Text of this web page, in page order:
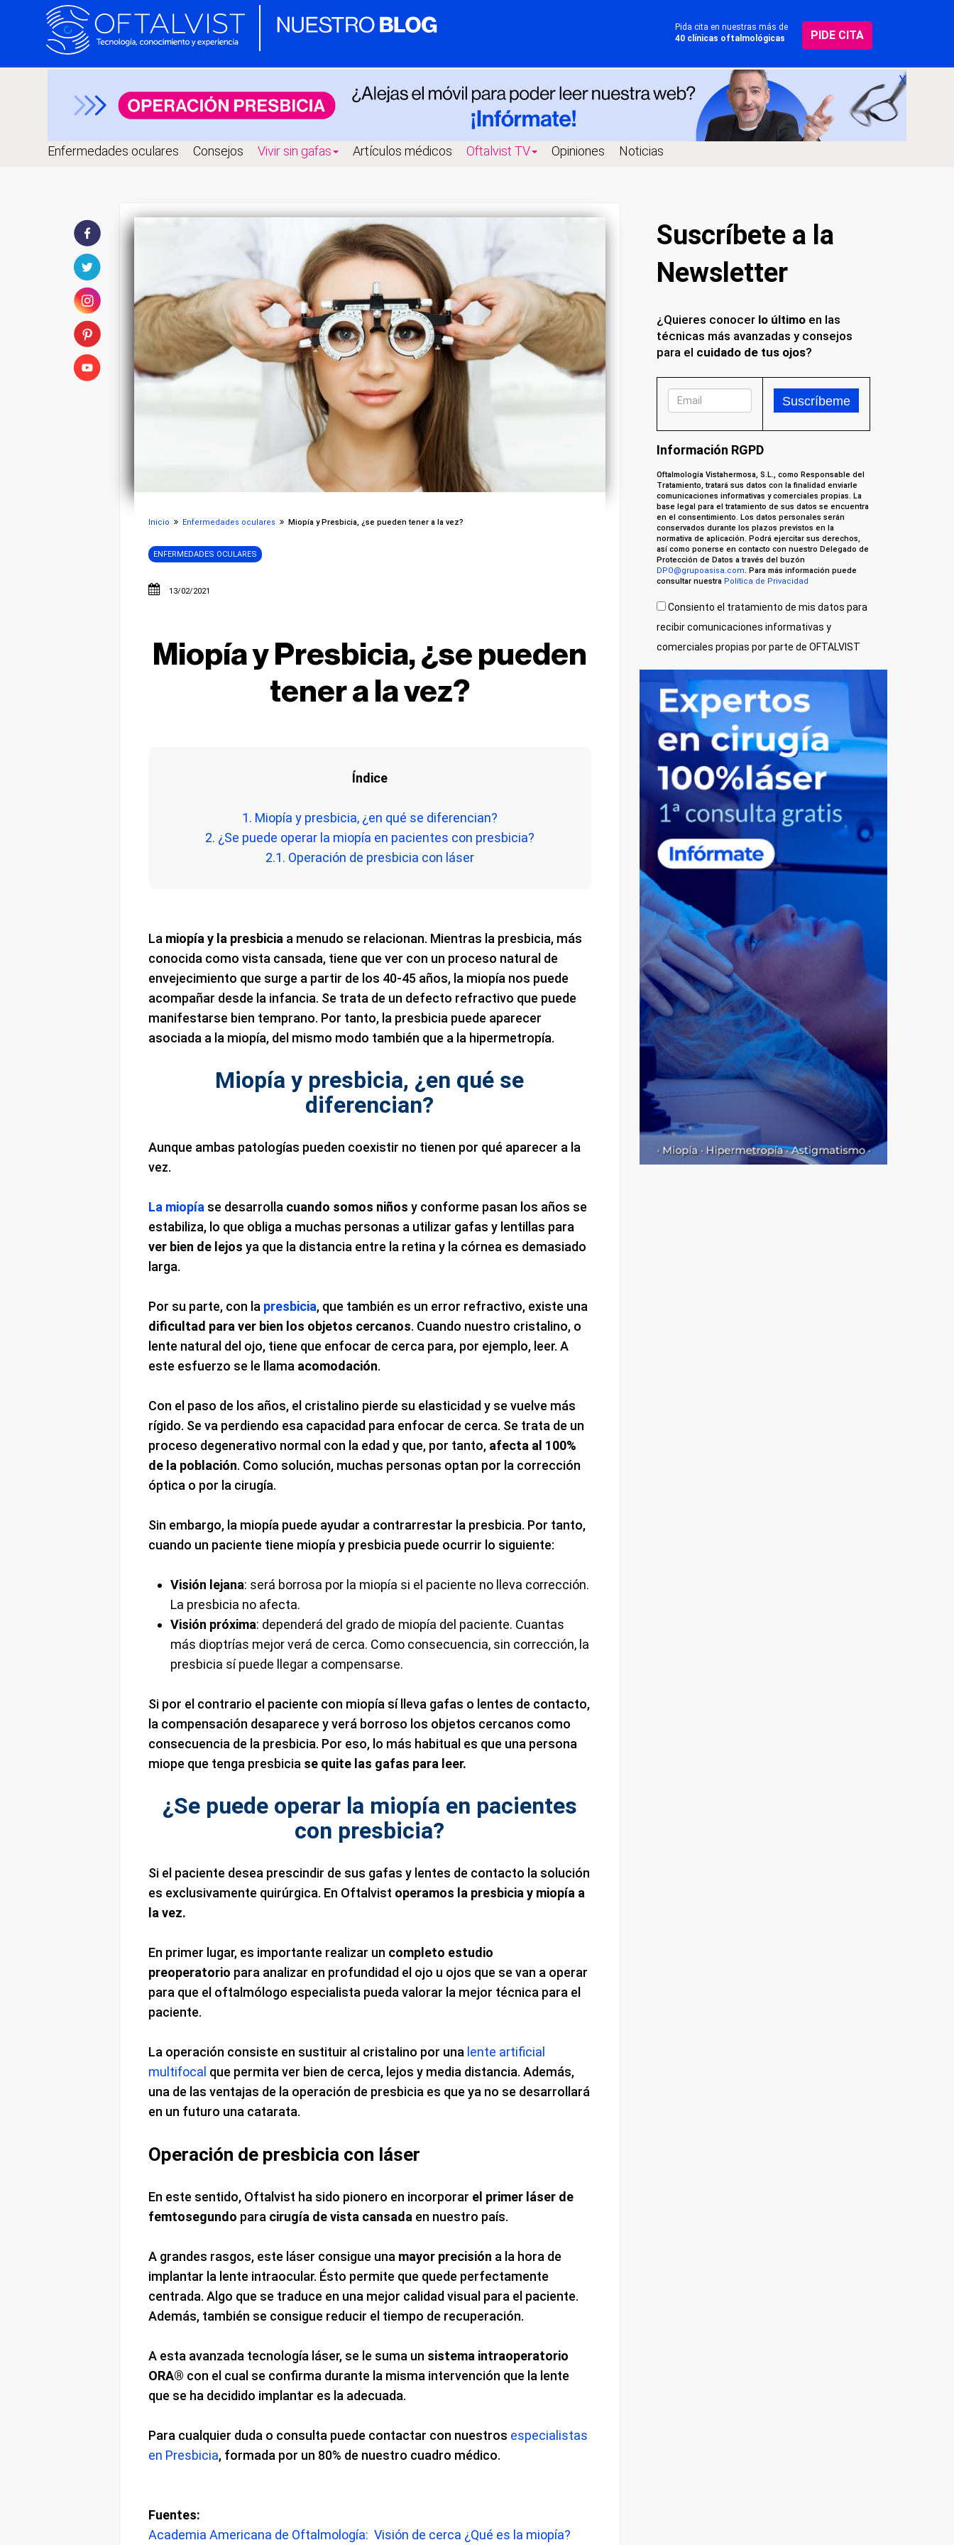
Pida cita en nuestras más de
40 clínicas oftalmológicas
PIDE CITA
X
Enfermedades oculares Consejos Vivir sin gafas Artículos médicos Oftalvist TV Opiniones Noticias
Inicio Enfermedades oculares Miopía y Presbicia, ¿se pueden tener a la vez?
ENFERMEDADES OCULARES
13/02/2021
Miopía y Presbicia, ¿se pueden
tener a la vez?
Índice
1. Miopía y presbicia, ¿en qué se diferencian?
2. ¿Se puede operar la miopía en pacientes con presbicia?
2.1. Operación de presbicia con láser
La miopía y la presbicia a menudo se relacionan. Mientras la presbicia, más
conocida como vista cansada, tiene que ver con un proceso natural de
envejecimiento que surge a partir de los 40-45 años, la miopía nos puede
acompañar desde la infancia. Se trata de un defecto refractivo que puede
manifestarse bien temprano. Por tanto, la presbicia puede aparecer
asociada a la miopía, del mismo modo también que a la hipermetropía.
Miopía y presbicia, ¿en qué se
diferencian?
Aunque ambas patologías pueden coexistir no tienen por qué aparecer a la
vez.
La miopía se desarrolla cuando somos niños y conforme pasan los años se
estabiliza, lo que obliga a muchas personas a utilizar gafas y lentillas para
ver bien de lejos ya que la distancia entre la retina y la córnea es demasiado
larga.
Por su parte, con la presbicia, que también es un error refractivo, existe una
dificultad para ver bien los objetos cercanos. Cuando nuestro cristalino, o
lente natural del ojo, tiene que enfocar de cerca para, por ejemplo, leer. A
este esfuerzo se le llama acomodación.
Con el paso de los años, el cristalino pierde su elasticidad y se vuelve más
rígido. Se va perdiendo esa capacidad para enfocar de cerca. Se trata de un
proceso degenerativo normal con la edad y que, por tanto, afecta al 100%
de la población. Como solución, muchas personas optan por la corrección
óptica o por la cirugía.
Sin embargo, la miopía puede ayudar a contrarrestar la presbicia. Por tanto,
cuando un paciente tiene miopía y presbicia puede ocurrir lo siguiente:
Visión lejana: será borrosa por la miopía si el paciente no lleva corrección.
La presbicia no afecta.
Visión próxima: dependerá del grado de miopía del paciente. Cuantas
más dioptrías mejor verá de cerca. Como consecuencia, sin corrección, la
presbicia sí puede llegar a compensarse.
Si por el contrario el paciente con miopía sí lleva gafas o lentes de contacto,
la compensación desaparece y verá borroso los objetos cercanos como
consecuencia de la presbicia. Por eso, lo más habitual es que una persona
miope que tenga presbicia se quite las gafas para leer.
¿Se puede operar la miopía en pacientes
con presbicia?
Si el paciente desea prescindir de sus gafas y lentes de contacto la solución
es exclusivamente quirúrgica. En Oftalvist operamos la presbicia y miopía a
la vez.
En primer lugar, es importante realizar un completo estudio
preoperatorio para analizar en profundidad el ojo u ojos que se van a operar
para que el oftalmólogo especialista pueda valorar la mejor técnica para el
paciente.
La operación consiste en sustituir al cristalino por una lente artificial
multifocal que permita ver bien de cerca, lejos y media distancia. Además,
una de las ventajas de la operación de presbicia es que ya no se desarrollará
en un futuro una catarata.
Operación de presbicia con láser
En este sentido, Oftalvist ha sido pionero en incorporar el primer láser de
femtosegundo para cirugía de vista cansada en nuestro país.
A grandes rasgos, este láser consigue una mayor precisión a la hora de
implantar la lente intraocular. Ésto permite que quede perfectamente
centrada. Algo que se traduce en una mejor calidad visual para el paciente.
Además, también se consigue reducir el tiempo de recuperación.
A esta avanzada tecnología láser, se le suma un sistema intraoperatorio
ORA® con el cual se confirma durante la misma intervención que la lente
que se ha decidido implantar es la adecuada.
Para cualquier duda o consulta puede contactar con nuestros especialistas
en Presbicia, formada por un 80% de nuestro cuadro médico.
Fuentes:
Academia Americana de Oftalmología: Visión de cerca ¿Qué es la miopía?
Suscríbete a la
Newsletter
¿Quieres conocer lo últimoen las
técnicas más avanzadas y consejos
para el cuidado de tus ojos?
Información RGPD
Oftalmología Vistahermosa, S.L., como Responsable del
Tratamiento, tratará sus datos con la finalidad enviarle
comunicaciones informativas y comerciales propias. La
base legal para el tratamiento de sus datos se encuentra
en el consentimiento. Los datos personales serán
conservados durante los plazos previstos en la
normativa de aplicación. Podrá ejercitar sus derechos,
así como ponerse en contacto con nuestro Delegado de
Protección de Datos a través del buzón
DPO@grupoasisa.com. Para más información puede
consultar nuestra Política de Privacidad
Consiento el tratamiento de mis datos para
recibir comunicaciones informativas y
comerciales propias por parte de OFTALVIST